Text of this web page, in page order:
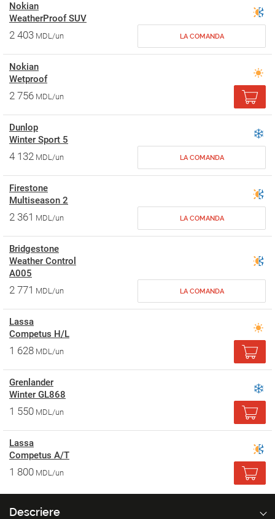
Nokian
WeatherProof SUV
2 403 MDL/un LA COMANDA
Nokian
Wetproof
2 756 MDL/un
Dunlop
Winter Sport 5
4 132 MDL/un LA COMANDA
Firestone
Multiseason 2
2 361 MDL/un LA COMANDA
Bridgestone
Weather Control
A005
2 771 MDL/un LA COMANDA
Lassa
Competus H/L
1 628 MDL/un
Grenlander
Winter GL868
1 550 MDL/un
Lassa
Competus A/T
1 800 MDL/un
Descriere